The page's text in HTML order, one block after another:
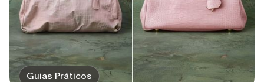
Guias Práticos